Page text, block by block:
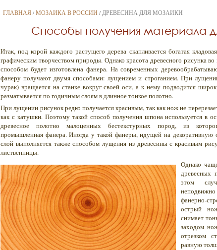
ГЛАВНАЯ/МОЗАИКА В РОССИИ / ДРЕВЕСИНА ДЛЯ МОЗАИКИ
Способы получения материала
Итак, под корой каждого растущего дерева скапливается богатая
графическим творчеством природы. Однако красота древесного рисунка
способом будет изготовлена фанера. На современных
фанеру получают двумя способами: лущением и строганием. При
чурак) вращается на станке вокруг своей оси, а к нему подводится
разматывается по годичным слоям в длинное тонкое полотно.
При лущении рисунок редко получается красивым, так как нож не
как с катушки. Поэтому такой способ получения шпона используется в
древесное полотно малоценных бестекстурных пород, из
промышленная фанера. Иногда у такой фанеры, идущей на декоративную
слой выполняется также способом лущения из древесины с красивым
лиственницы.
Однако
древесных
этом
фанерно-
острый
снимает
заходом
отрезком
равную